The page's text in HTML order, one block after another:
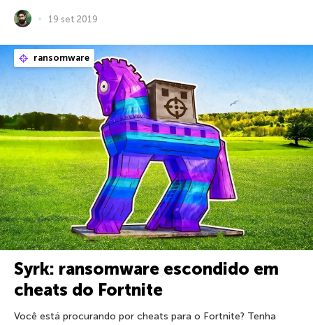
19 set 2019
ransomware
Syrk: ransomware escondido em
cheats do Fortnite
Você está procurando por cheats para o Fortnite? Tenha